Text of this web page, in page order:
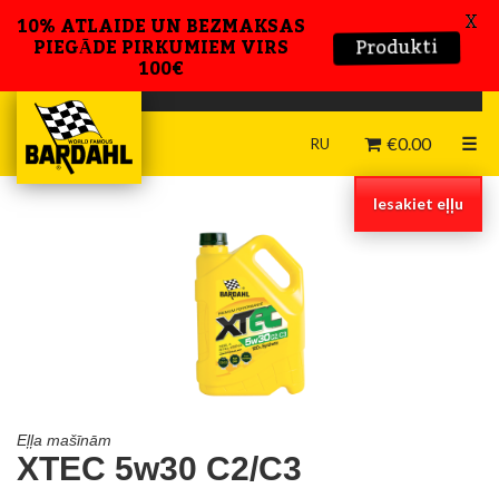
RU
Iesakiet eļļu
€0.00 ☰
Eļļa mašīnām
XTEC 5w30 C2/C3
10% ATLAIDE UN BEZMAKSAS
PIEGĀDE PIRKUMIEM VIRS
100€ Produkti
X